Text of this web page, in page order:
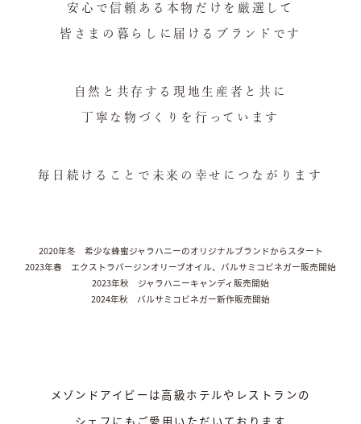
安心で信頼ある本物だけを厳選して
皆さまの暮らしに届けるブランドです
自然と共存する現地生産者と共に
丁寧な物づくりを行っています
毎日続けることで未来の幸せにつながります
2020年冬 希少な蜂蜜ジャラハニーのオリジナルブランドからスタート
2023年春 エクストラバージンオリーブオイル、バルサミコビネガー販売開始
2023年秋 ジャラハニーキャンディ販売開始
2024年秋 バルサミコビネガー新作販売開始
メゾンドアイビーは高級ホテルやレストランの
シェフにもご愛用いただいております